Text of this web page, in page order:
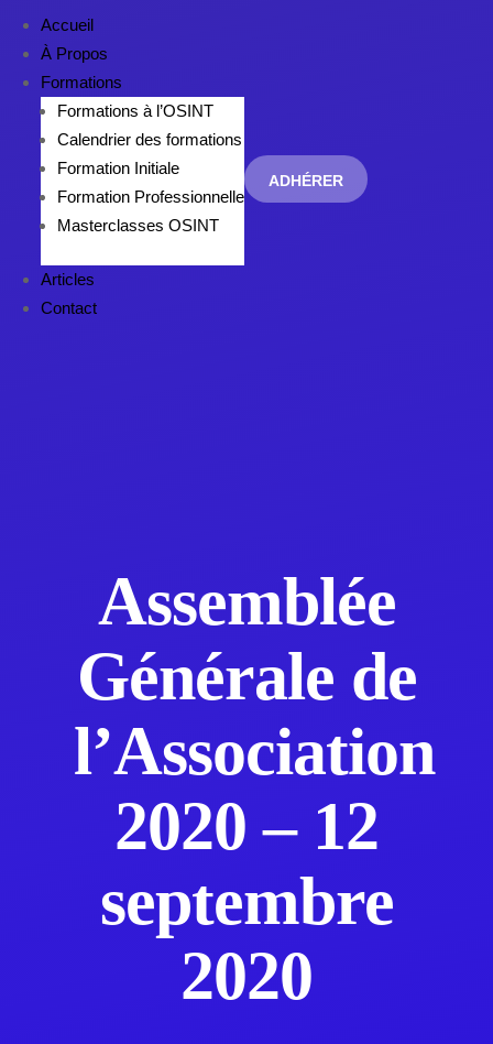
Accueil
À Propos
Formations
Formations à l’OSINT
Calendrier des formations
Formation Initiale
Formation Professionnelle
Masterclasses OSINT
Articles
Contact
ADHÉRER
Assemblée
Générale de
l’Association
2020 – 12
septembre
2020